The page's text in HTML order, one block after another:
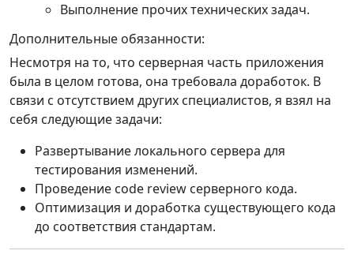
Выполнение прочих технических задач.
Дополнительные обязанности:
Несмотря на то, что серверная часть приложения
была в целом готова, она требовала доработок. В
связи с отсутствием других специалистов, я взял на
себя следующие задачи:
Развертывание локального сервера для
тестирования изменений.
Проведение code review серверного кода.
Оптимизация и доработка существующего кода
до соответствия стандартам.